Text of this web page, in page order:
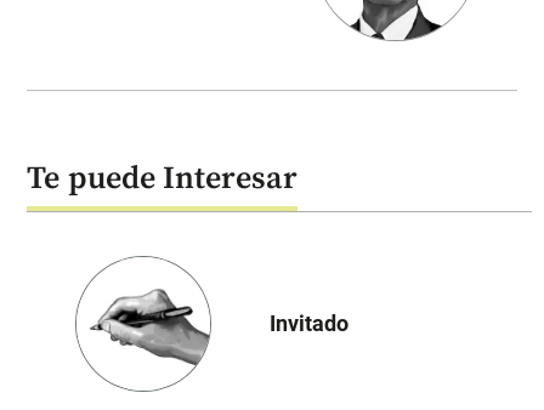
Te puede Interesar
Invitado